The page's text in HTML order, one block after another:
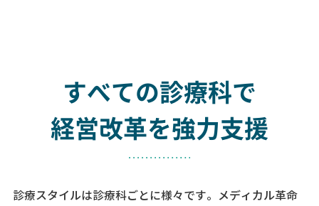
すべての診療科で
経営改革を強力支援
診療スタイルは診療科ごとに様々です。メディカル革命